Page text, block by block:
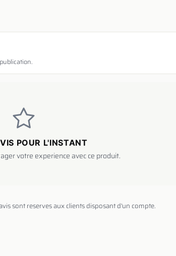
POUR L'INSTANT
votre experience avec ce produit.
sont reserves aux clients disposant d'un compte.